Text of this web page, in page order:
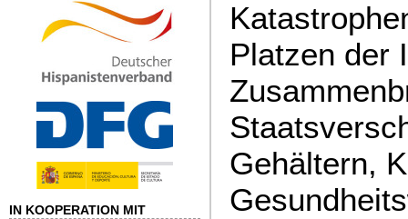
IN KOOPERATION MIT
Platzen der
Gehältern,